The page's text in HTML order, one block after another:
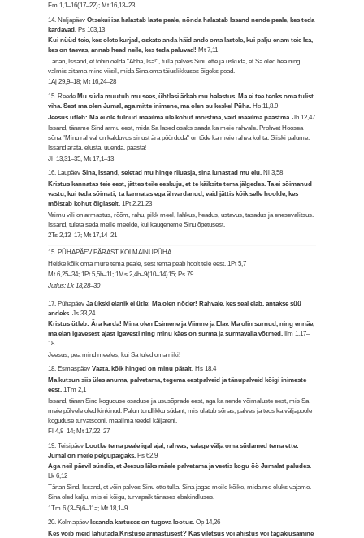
Fm 1,1–16(17–22); Mt 16,13–23
14. NeljapäevOtsekui isa halastab laste peale, nõnda halastab Issand nende peale, kes teda
kardavad.Ps 103,13
Kui nüüd teie, kes olete kurjad, oskate anda häid ande oma lastele, kui palju enam teie Isa,
kes on taevas, annab head neile, kes teda paluvad! Mt 7,11
Tänan, Issand, et tohin öelda "Abba, Isa!", tulla palves Sinu ette ja uskuda, et Sa oled hea ning
valmis aitama mind viisil, mida Sina oma täiuslikkuses õigeks pead.
1Aj 29,9–18; Mt 16,24–28
15. Reede Mu süda muutub mu sees, ühtlasi ärkab mu halastus. Ma ei tee teoks oma tulist
viha. Sest ma olen Jumal, aga mitte inimene, ma olen su keskel Püha. Ho 11,8.9
Jeesus ütleb: Ma ei ole tulnud maailma üle kohut mõistma, vaid maailma päästma.Jh 12,47
Issand, täname Sind armu eest, mida Sa lased osaks saada ka meie rahvale. Prohvet Hoosea
sõna "Minu rahval on kalduvus sinust ära pöörduda" on tõde ka meie rahva kohta. Siiski palume:
Issand ärata, elusta, uuenda, päästa!
Jh 13,31–35; Mt 17,1–13
16. LaupäevSina, Issand, seletad mu hinge riiuasja, sina lunastad mu elu. Nl 3,58
Kristus kannatas teie eest, jättes teile eeskuju, et te käiksite tema jälgedes. Ta ei sõimanud
vastu, kui teda sõimati; ta kannatas ega ähvardanud, vaid jättis kõik selle hoolde, kes
mõistab kohut õiglaselt.1Pt 2,21.23
Vaimu vili on armastus, rõõm, rahu, pikk meel, lahkus, headus, ustavus, tasadus ja enesevalitsus.
Issand, tuleta seda meile meelde, kui kaugeneme Sinu õpetusest.
2Ts 2,13–17; Mt 17,14–21
15. PÜHAPÄEV PÄRAST KOLMAINUPÜHA
Heitke kõik oma mure tema peale, sest tema peab hoolt teie eest.1Pt 5,7
Mt 6,25–34; 1Pt 5,5b–11; 1Ms 2,4b–9(10–14)15; Ps 79
Jutlus: Lk 18,28–30
17. PühapäevJa ükski elanik ei ütle: Ma olen nõder! Rahvale, kes seal elab, antakse süü
andeks.Js 33,24
Kristus ütleb: Ära karda! Mina olen Esimene ja Viimne ja Elav. Ma olin surnud, ning ennäe,
ma elan igavesest ajast igavesti ning minu käes on surma ja surmavalla võtmed.
Ilm 1,17–
18
Jeesus, pea mind meeles, kui Sa tuled oma riiki!
18. EsmaspäevVaata, kõik hinged on minu päralt. Hs 18,4
Ma kutsun siis üles anuma, palvetama, tegema eestpalveid ja tänupalveid kõigi inimeste
eest.1Tm 2,1
Issand, tänan Sind koguduse osaduse ja ususõprade eest, aga ka nende võimaluste eest, mis Sa
meie põlvele oled kinkinud. Palun tundlikku südant, mis ulatub sõnas, palves ja teos ka väljapoole
koguduse turvatsooni, maailma teedel käijateni.
Fl 4,8–14; Mt 17,22–27
19. Teisipäev Lootke tema peale igal ajal, rahvas; valage välja oma südamed tema ette:
Jumal on meile pelgupaigaks. Ps 62,9
Aga neil päevil sündis, et Jeesus läks mäele palvetama ja veetis kogu öö Jumalat paludes.
Lk 6,12
Tänan Sind, Issand, et võin palves Sinu ette tulla. Sina jagad meile kõike, mida me eluks vajame.
Sina oled kalju, mis ei kõigu, turvapaik tänases ebakindluses.
1Tm 6,(3–5)6–11a; Mt 18,1–9
20. Kolmapäev Issanda kartuses on tugeva lootus.Õp 14,26
Kes võib meid lahutada Kristuse armastusest? Kas viletsus või ahistus või tagakiusamine